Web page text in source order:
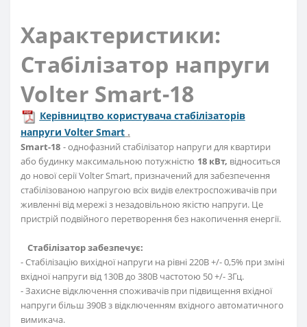
Характеристики:
Стабілізатор напруги
Volter Smart-18
Керівництво користувача стабілізаторів
напруги Volter Smart .
Smart-18 - однофазний стабілізатор напруги для квартири
або будинку максимальною потужністю 18 кВт, відноситься
до нової серії Volter Smart, призначений для забезпечення
стабілізованою напругою всіх видів електроспоживачів при
живленні від мережі з незадовільною якістю напруги. Це
пристрій подвійного перетворення без накопичення енергії.
Стабілізатор забезпечує:
- Стабілізацію вихідної напруги на рівні 220В +/- 0,5% при зміні
вхідної напруги від 130В до 380В частотою 50 +/- 3Гц.
- Захисне відключення споживачів при підвищення вхідної
напруги більш 390В з відключенням вхідного автоматичного
вимикача.